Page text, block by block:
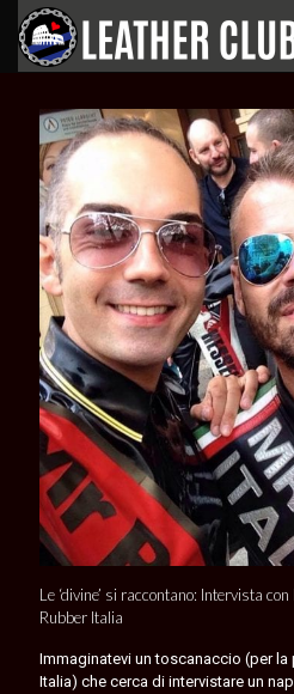
Le ‘divine’ si raccontano: Intervista
Rubber Italia
Immaginatevi un toscanaccio (per
Italia) che cerca di intervistare un